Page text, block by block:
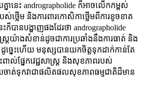
នានេះ andrographolide ក៏អាចលើកកម្ពស់
ថ្លើម និងការពារកោសិកាថ្លើមពីការខូចខាត
ះក៏បានបង្ហាញផងដែរថា andrographolide
ស្រ្តយ៉ាងសំខាន់ដូចជាការប្រឆាំងនឹងការធាត់ និង
ច្នេះហើយ មនុស្សបានយកចិត្តទុកដាក់កាន់តែ
ល់ផ្នែកវេជ្ជសាស្រ្ត និងសុខភាពរបស់
ចាត់ទុកវាជាផលិតផលសុខភាពធម្មជាតិដ៏មាន